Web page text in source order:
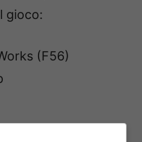
gioco:
(F56)